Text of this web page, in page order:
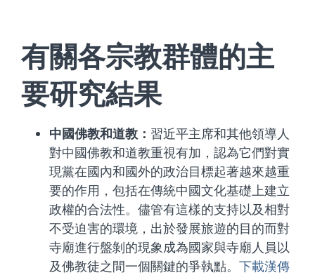
有關各宗教群體的主
要研究結果
中國佛教和道教： 習近平主席和其他領導人
對中國佛教和道教重視有加，認為它們對實
現黨在國內和國外的政治目標起著越來越重
要的作用，包括在傳統中國文化基礎上建立
政權的合法性。儘管有這樣的支持以及相對
不受迫害的環境，出於發展旅遊的目的而對
寺廟進行盤剝的現象成為國家與寺廟人員以
及佛教徒之間一個關鍵的爭執點。 下載漢傳